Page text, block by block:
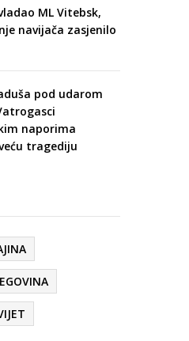
ML Vitebsk,
navijača zasjenilo
pod udarom
naporima
tragediju